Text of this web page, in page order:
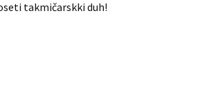
takmičarskki duh!